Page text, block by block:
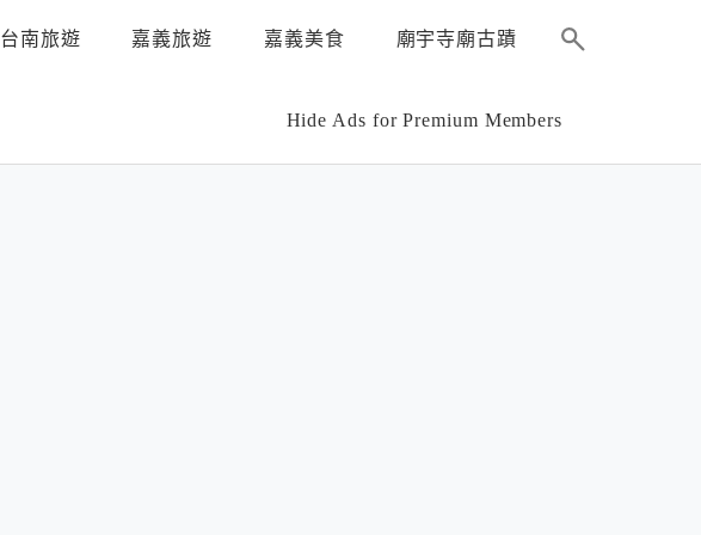
台南旅遊 嘉義旅遊 嘉義美食 廟宇寺廟古蹟
Hide Ads for Premium Members